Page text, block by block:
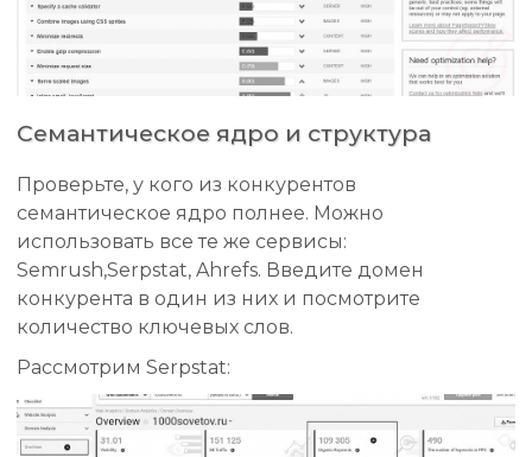
Семантическое ядро и структура
Проверьте, у кого из конкурентов
семантическое ядро полнее. Можно
использовать все те же сервисы:
Semrush,Serpstat, Ahrefs. Введите домен
конкурента в один из них и посмотрите
количество ключевых слов.
Рассмотрим Serpstat: